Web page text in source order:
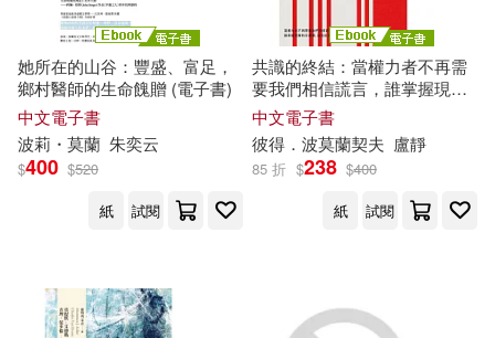
[英]吉卜林（Kipling，R．）著 莫厄
特（Mowat，R．）改寫(1)
[英]帕莫（F．R．Palmer）(1)
comet(1) あのねノネ(1)
せうま(1) アリスン(1)
エルトリア(1)
Moscow Conservatory Records(1)
PCuSER電腦人文化(1)
SECRET MUSIC(1)
TOSHIBA EMI(1)
她所在的山谷：豐盛、富足，
鄉村醫師的生命餽贈 (電子書)
中文電子書
波莉・ 莫蘭 朱奕云
$400 $520
紙
試閱
共識的終結：當權力者不再需
要我們相信謊言，誰掌握現實
的定義權，誰就能操控政治 (電
子書)
中文電子書
彼得．波莫蘭契夫 盧靜
85 折 $238 $400
紙
試閱